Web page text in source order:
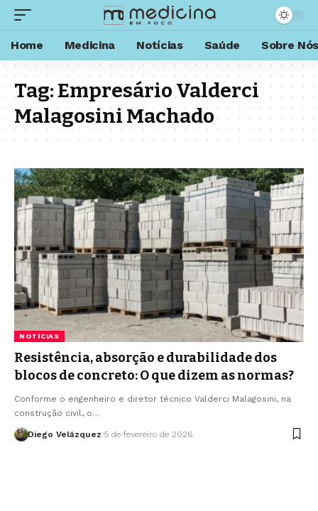
Home Medicina Notícias Saúde Sobre
Tag:Empresário Valderci
Malagosini Machado
NOTÍCIAS
Resistência, absorção e durabilidade dos
blocos de concreto: O que dizem as normas?
Conforme o engenheiro e diretor técnico Valderci Malagosini, na
construção civil, o…
Diego Velázquez 5 de fevereiro de 2026